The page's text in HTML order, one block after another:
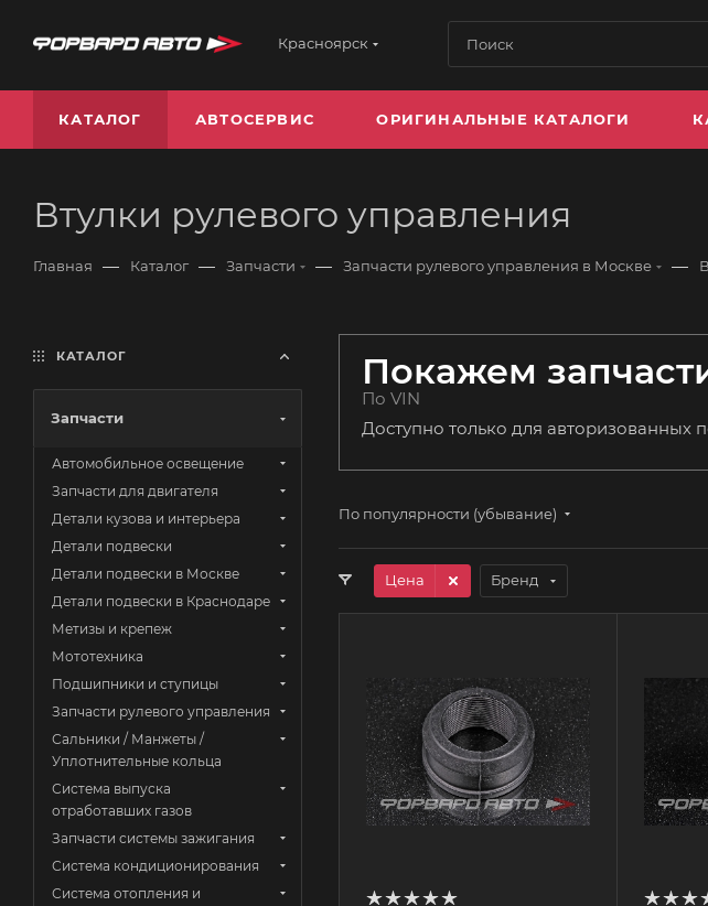
Красноярск
КАТАЛОГ АВТОСЕРВИС ОРИГИНАЛЬНЫЕ КАТАЛОГИ
Втулки рулевого управления
Главная — Каталог — Запчасти — Запчасти рулевого управления в Москве —
Покажем
По VIN
Доступно только для авторизованных
По популярности (убывание)
Цена Бренд
КАТАЛОГ
Запчасти
Автомобильное освещение
Запчасти для двигателя
Детали кузова и интерьера
Детали подвески
Детали подвески в Москве
Детали подвески в Краснодаре
Метизы и крепеж
Мототехника
Подшипники и ступицы
Запчасти рулевого управления
Сальники / Манжеты /
Уплотнительные кольца
Система выпуска
отработавших газов
Запчасти системы зажигания
Система кондиционирования
Система отопления и